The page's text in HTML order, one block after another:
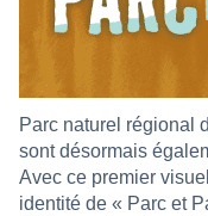
Parc naturel régional
sont désormais
Avec ce premier
identité de « Parc et